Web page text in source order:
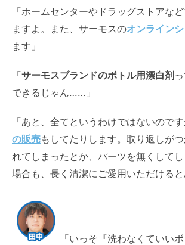
「ホームセンターやドラッグストアな
ますよ。また、サーモスのオンライン
ます」
「サーモスブランドのボトル用漂白剤
できるじゃん……」
「あと、全てというわけではないのです
の販売もしてたりします。取り返しが
れてしまったとか、パーツを無くして
場合も、長く清潔にご愛用いただけると
「いっそ『洗わなくていい